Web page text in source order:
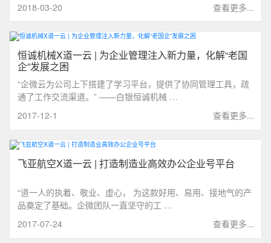
查看更多...
2018-03-20
恒诚机械X道一云 | 为企业管理注入新力量，化解“老国
企”发展之困
“企微云为公司上下搭建了学习平台，提供了协同管理工具，疏
通了工作交流渠道。” ——白银恒诚机械 …
查看更多...
2017-12-1
飞亚航空X道一云 | 打造制造业高效办公企业号平台
“道一人的执着、敬业、虚心， 为这款好用、易用、接地气的产
品奠定了基础。企微团队一直坚守的工 …
查看更多...
2017-07-24